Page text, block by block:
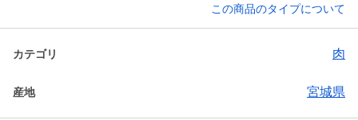
この商品のタイプについて
カテゴリ 肉
産地 宮城県